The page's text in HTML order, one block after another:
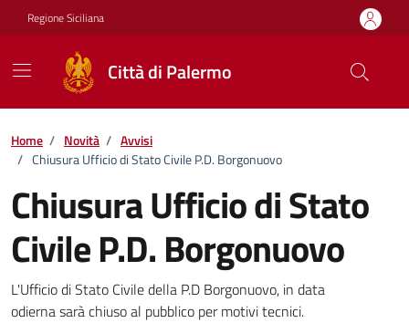
Vai ai contenuti
Vai al footer
Regione Siciliana
Città di Palermo
Home / Novità / Avvisi
/ Chiusura Ufficio di Stato Civile P.D. Borgonuovo
Chiusura Ufficio di Stato
Civile P.D. Borgonuovo
Dettagli della notizia
L'Ufficio di Stato Civile della P.D Borgonuovo, in data
odierna sarà chiuso al pubblico per motivi tecnici.